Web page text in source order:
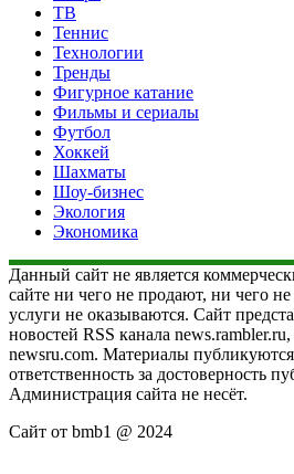
ТВ
Теннис
Технологии
Тренды
Фигурное катание
Фильмы и сериалы
Футбол
Хоккей
Шахматы
Шоу-бизнес
Экология
Экономика
Данный сайт не является
сайте ни чего не продают, ни чего
услуги не оказываются. Сайт
новостей RSS канала
newsru.com. Материалы
ответственность за достоверность
Администрация сайта не несёт.
Сайт от bmb1 @ 2024